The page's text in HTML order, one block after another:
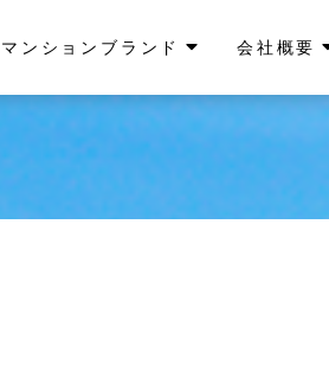
マンションブランド 会社概要